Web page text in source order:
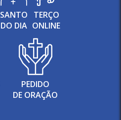
SANTO
DO DIA
TERÇO
ONLINE
PEDIDO
DE ORAÇÃO